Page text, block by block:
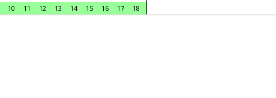
10 11 12 13 14 15 16 17 18